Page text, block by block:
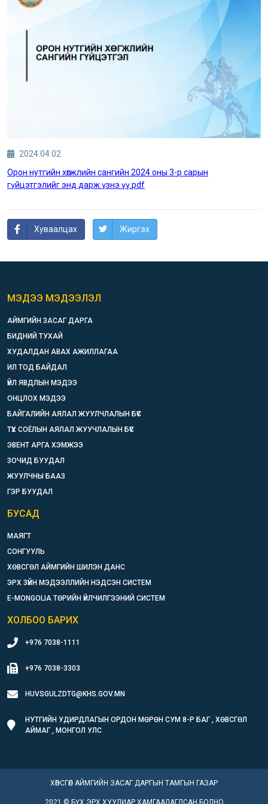
2024.04.02
Орон нутгийн хөгжлийн сангийн 2024 оны 3-р сарын
гүйцэтгэлийг энд дарж үзнэ үү.pdf
Хуваалцах Жиргэх
МЭДЭЭ МЭДЭЭЛЭЛ
АЙМГИЙН ЗАСАГ ДАРГА
БИДНИЙ ТУХАЙ
ХУДАЛДАН АВАХ АЖИЛЛАГАА
ИЛ ТОД БАЙДАЛ
ҮЙЛ ЯВДЛЫН МЭДЭЭ
ОНЦЛОХ МЭДЭЭ
БАЙГАЛИЙН АЯЛАЛ ЖУУЛЧЛАЛЫН БҮС
ТҮҮХ СОЁЛЫН АЯЛАЛ ЖУУЧЛАЛЫН БҮС
ЭВЕНТ АРГА ХЭМЖЭЭ
ЗОЧИД БУУДАЛ
ЖУУЛЧНЫ БААЗ
ГЭР БУУДАЛ
БУСАД
МАЯГТ
СОНГУУЛЬ
ХӨВСГӨЛ АЙМГИЙН ШИЛЭН ДАНС
ЭРХ ЗҮЙН МЭДЭЭЛЛИЙН НЭДСЭН СИСТЕМ
E-MONGOLIA ТӨРИЙН ҮЙЛЧИЛГЭЭНИЙ СИСТЕМ
ХОЛБОО БАРИХ
+976 7038-1111
+976 7038-3303
HUVSGULZDTG@KHS.GOV.MN
НУТГИЙН УДИРДЛАГЫН ОРДОН МӨРӨН СУМ 8-Р БАГ , ХӨВСГӨЛ
АЙМАГ , МОНГОЛ УЛС
ХӨВСГӨЛ АЙМГИЙН ЗАСАГ ДАРГЫН ТАМГЫН ГАЗАР
2021 © БҮХ ЭРХ ХУУЛИАР ХАМГААЛАГДСАН БОЛНО